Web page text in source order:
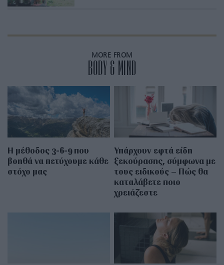
MORE FROM
BODY & MIND
Η μέθοδος 3-6-9 που
βοηθά να πετύχουμε κάθε
στόχο μας
Υπάρχουν εφτά είδη
ξεκούρασης, σύμφωνα με
τους ειδικούς – Πώς θα
καταλάβετε ποιο
χρειάζεστε